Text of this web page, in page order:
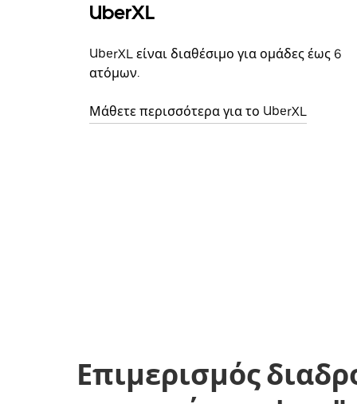
UberXL
UberXL είναι διαθέσιμο για ομάδες έως 6
ατόμων.
Μάθετε περισσότερα για το UberXL
Επιμερισμός